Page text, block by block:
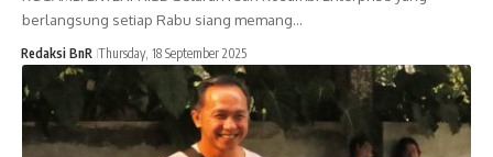
berlangsung setiap Rabu siang memang…
Redaksi BnR Thursday, 18 September 2025